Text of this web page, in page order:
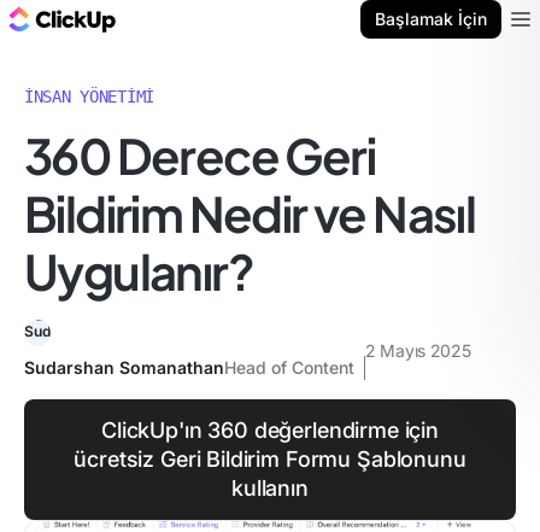
Başlamak İçin
İNSAN YÖNETIMI
360 Derece Geri
Bildirim Nedir ve Nasıl
Uygulanır?
Sudarshan SomanathanHead of Content
2 Mayıs 2025
ClickUp'ın 360 değerlendirme için
ücretsiz Geri Bildirim Formu Şablonunu
kullanın